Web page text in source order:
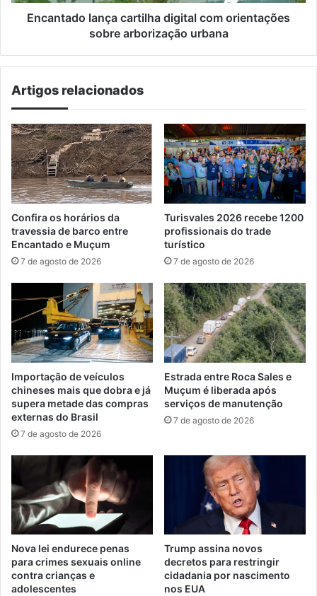
Encantado lança cartilha digital com orientações
sobre arborização urbana
Artigos relacionados
Confira os horários da
travessia de barco entre
Encantado e Muçum
7 de agosto de 2026
Turisvales 2026 recebe 1200
profissionais do trade
turístico
7 de agosto de 2026
Importação de veículos
chineses mais que dobra e já
supera metade das compras
externas do Brasil
7 de agosto de 2026
Estrada entre Roca Sales e
Muçum é liberada após
serviços de manutenção
7 de agosto de 2026
Nova lei endurece penas
para crimes sexuais online
contra crianças e
adolescentes
Trump assina novos
decretos para restringir
cidadania por nascimento
nos EUA